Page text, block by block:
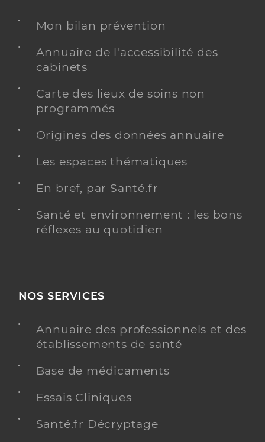
Mon bilan prévention
Annuaire de l'accessibilité des
cabinets
Carte des lieux de soins non
programmés
Origines des données annuaire
Les espaces thématiques
En bref, par Santé.fr
Santé et environnement : les bons
réflexes au quotidien
NOS SERVICES
Annuaire des professionnels et des
établissements de santé
Base de médicaments
Essais Cliniques
Santé.fr Décryptage